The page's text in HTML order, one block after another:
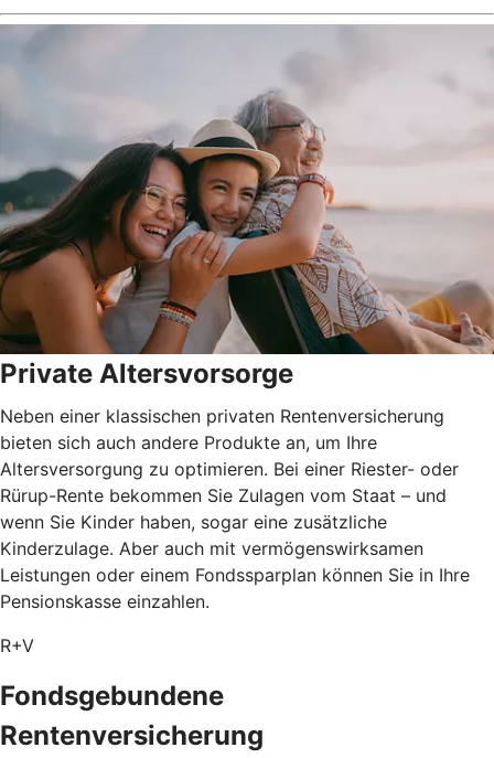
Private Altersvorsorge
Neben einer klassischen privaten Rentenversicherung
bieten sich auch andere Produkte an, um Ihre
Altersversorgung zu optimieren. Bei einer Riester- oder
Rürup-Rente bekommen Sie Zulagen vom Staat – und
wenn Sie Kinder haben, sogar eine zusätzliche
Kinderzulage. Aber auch mit vermögenswirksamen
Leistungen oder einem Fondssparplan können Sie in Ihre
Pensionskasse einzahlen.
R+V
Fondsgebundene
Rentenversicherung